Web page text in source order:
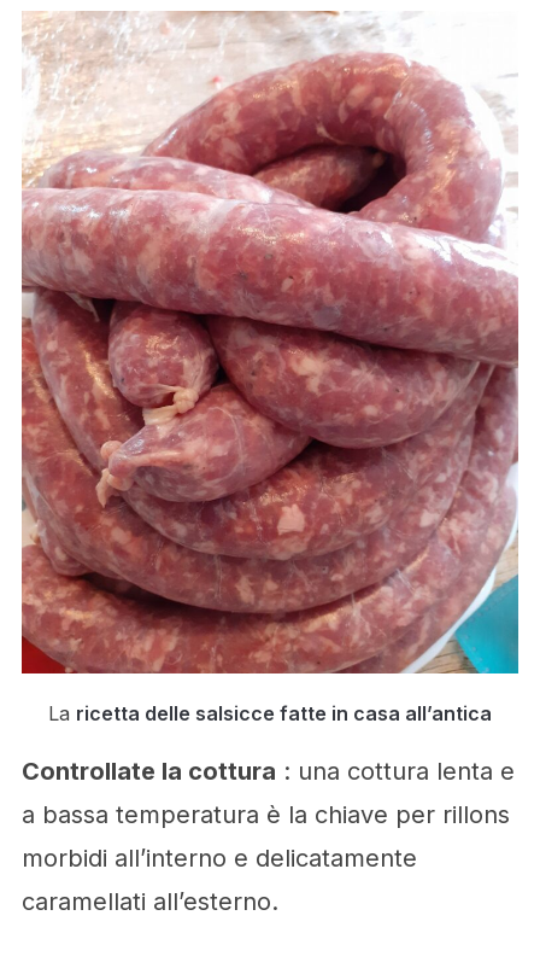
La ricetta delle salsicce fatte in casa all’antica
Controllate la cottura : una cottura lenta e
a bassa temperatura è la chiave per rillons
morbidi all’interno e delicatamente
caramellati all’esterno.